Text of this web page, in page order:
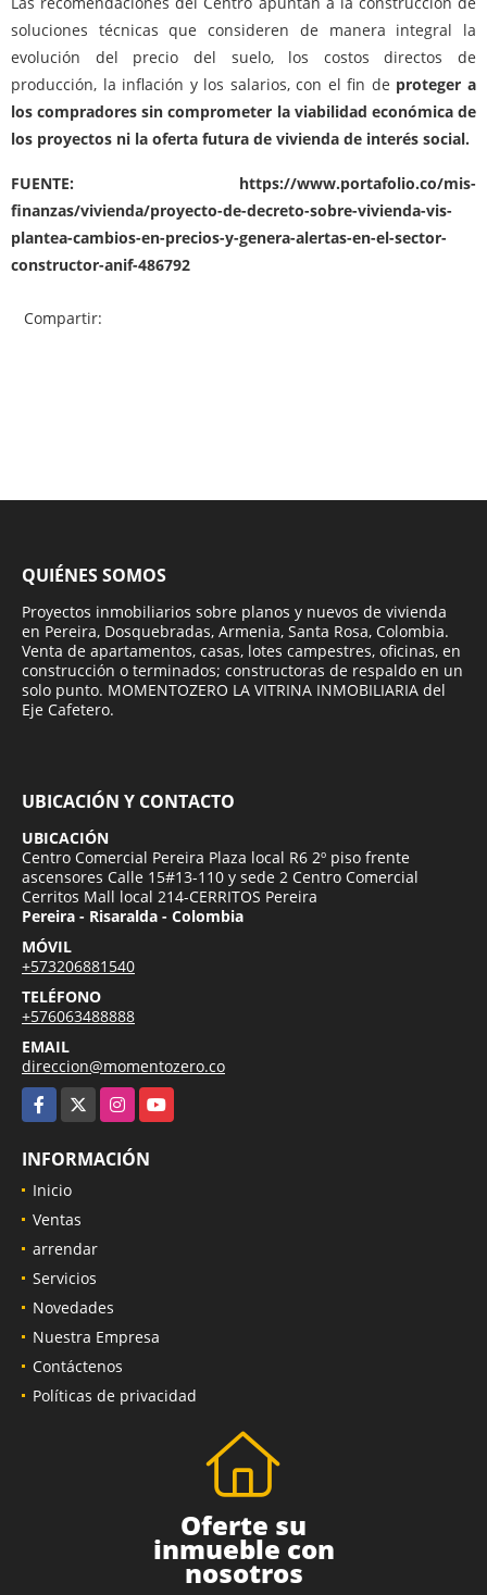
soluciones técnicas que consideren de manera integral la
evolución del precio del suelo, los costos directos de
producción, la inflación y los salarios, con el fin de proteger a
los compradores sin comprometer la viabilidad económica de
los proyectos ni la oferta futura de vivienda de interés social.
FUENTE: https://www.portafolio.co/mis-
finanzas/vivienda/proyecto-de-decreto-sobre-vivienda-vis-
plantea-cambios-en-precios-y-genera-alertas-en-el-sector-
constructor-anif-486792
Compartir:
QUIÉNES SOMOS
Proyectos inmobiliarios sobre planos y nuevos de vivienda
en Pereira, Dosquebradas, Armenia, Santa Rosa, Colombia.
Venta de apartamentos, casas, lotes campestres, oficinas, en
construcción o terminados; constructoras de respaldo en un
solo punto. MOMENTOZERO LA VITRINA INMOBILIARIA del
Eje Cafetero.
UBICACIÓN Y CONTACTO
UBICACIÓN
Centro Comercial Pereira Plaza local R6 2º piso frente
ascensores Calle 15#13-110 y sede 2 Centro Comercial
Cerritos Mall local 214-CERRITOS Pereira
Pereira - Risaralda - Colombia
MÓVIL
+573206881540
TELÉFONO
+576063488888
EMAIL
direccion@momentozero.co
Facebook
InstagramYouTube
INFORMACIÓN
Inicio
Ventas
arrendar
Servicios
Novedades
Nuestra Empresa
Contáctenos
Políticas de privacidad
Oferte su
inmueble con
nosotros